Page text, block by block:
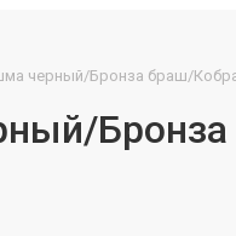
черный/Бронза браш/Кобра